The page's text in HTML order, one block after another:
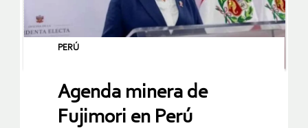
PERÚ
Agenda minera de
Fujimori en Perú